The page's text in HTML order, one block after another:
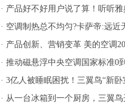
暑假‘净’一夏
· 产品好不好用户说了算！听听
调的反馈
· 空调制热总不均匀?卡萨帝:远近
· 产品创新、营销变革 美的空调
信号
· 推动磁悬浮中央空调国家标准0
服务用户
· 3亿人被睡眠困扰！三翼鸟“新
调，值得一试
· 从一台冰箱到一个厨房，三翼